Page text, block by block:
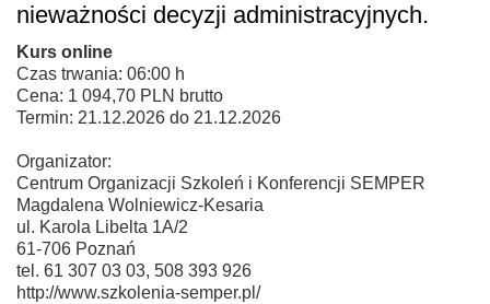
nieważności decyzji administracyjnych.
Kurs online
Czas trwania: 06:00 h
Cena: 1 094,70 PLN brutto
Termin: 21.12.2026 do 21.12.2026
Organizator:
Centrum Organizacji Szkoleń i Konferencji SEMPER
Magdalena Wolniewicz-Kesaria
ul. Karola Libelta 1A/2
61-706 Poznań
tel. 61 307 03 03, 508 393 926
http://www.szkolenia-semper.pl/